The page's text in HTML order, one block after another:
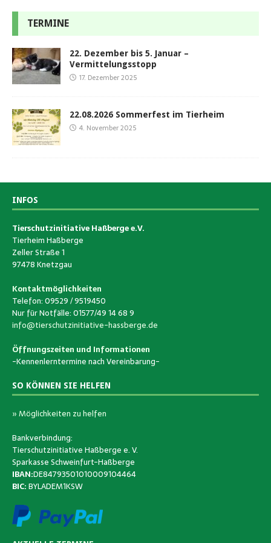
TERMINE
22. Dezember bis 5. Januar –
Vermittelungsstopp
17. Dezember 2025
22.08.2026 Sommerfest im Tierheim
4. November 2025
INFOS
Tierschutzinitiative Haßberge e.V.
Tierheim Haßberge
Zeller Straße 1
97478 Knetzgau
Kontaktmöglichkeiten
Telefon: 09529 / 9519450
Nur für Notfälle: 01577/49 14 68 9
info@tierschutzinitiative-hassberge.de
Öffnungszeiten und Informationen
-Kennenlerntermine nach Vereinbarung-
SO KÖNNEN SIE HELFEN
» Möglichkeiten zu helfen
Bankverbindung:
Tierschutzinitiative Haßberge e. V.
Sparkasse Schweinfurt-Haßberge
IBAN:DE84793501010009104464
BIC:BYLADEM1KSW